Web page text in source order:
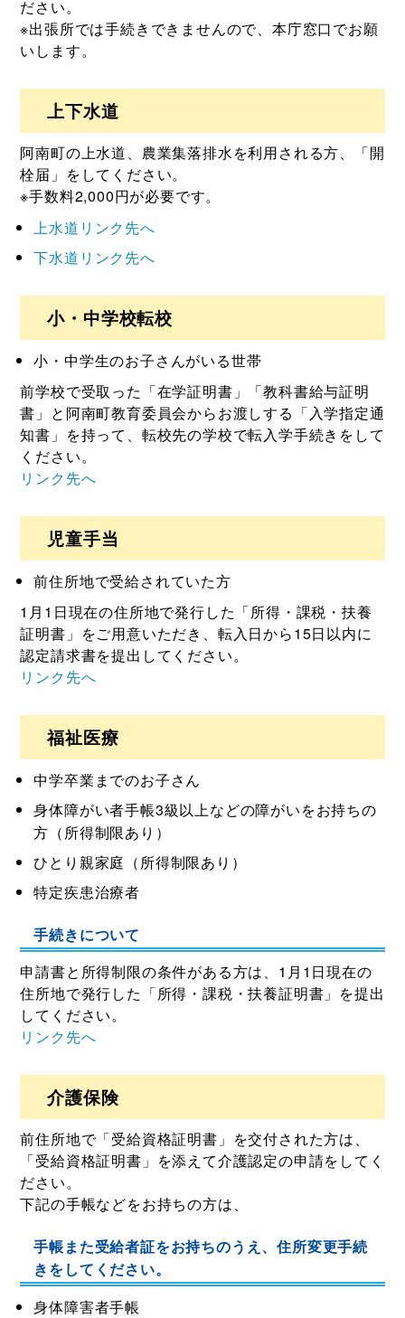
ださい。
※出張所では手続きできませんので、本庁窓口でお願
いします。
上下水道
阿南町の上水道、農業集落排水を利用される方、「開
栓届」をしてください。
※手数料2,000円が必要です。
上水道リンク先へ
下水道リンク先へ
小・中学校転校
小・中学生のお子さんがいる世帯
前学校で受取った「在学証明書」「教科書給与証明
書」と阿南町教育委員会からお渡しする「入学指定通
知書」を持って、転校先の学校で転入学手続きをして
ください。
リンク先へ
児童手当
前住所地で受給されていた方
1月1日現在の住所地で発行した「所得・課税・扶養
証明書」をご用意いただき、転入日から15日以内に
認定請求書を提出してください。
リンク先へ
福祉医療
中学卒業までのお子さん
身体障がい者手帳3級以上などの障がいをお持ちの
方（所得制限あり）
ひとり親家庭（所得制限あり）
特定疾患治療者
手続きについて
申請書と所得制限の条件がある方は、1月1日現在の
住所地で発行した「所得・課税・扶養証明書」を提出
してください。
リンク先へ
介護保険
前住所地で「受給資格証明書」を交付された方は、
「受給資格証明書」を添えて介護認定の申請をしてく
ださい。
下記の手帳などをお持ちの方は、
手帳また受給者証をお持ちのうえ、住所変更手続
きをしてください。
身体障害者手帳